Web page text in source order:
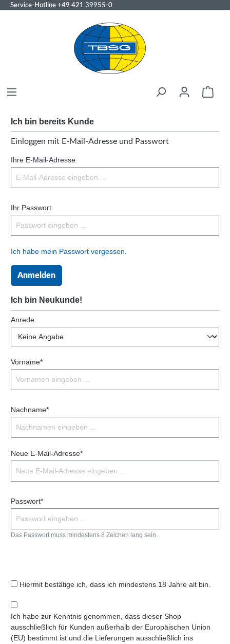
Service-Hotline +49 421 39955-0
Ich bin bereits Kunde
Einloggen mit E-Mail-Adresse und Passwort
Ihre E-Mail-Adresse
Ihr Passwort
Ich habe mein Passwort vergessen.
Anmelden
Ich bin Neukunde!
Anrede
Vorname*
Nachname*
Neue E-Mail-Adresse*
Passwort*
Das Passwort muss mindestens 8 Zeichen lang sein.
Hiermit bestätige ich, dass ich mindestens 18 Jahre alt bin.
Ich habe zur Kenntnis genommen, dass dieser Shop
ausschließlich für Kunden außerhalb der Europäischen Union
(EU) bestimmt ist und die Lieferungen ausschließlich ins